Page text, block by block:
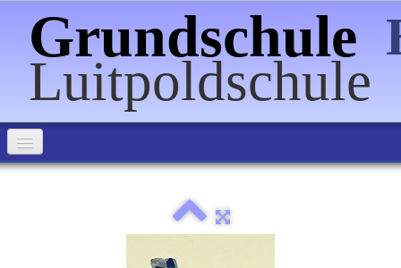
Grundschule
Luitpoldschule
Home